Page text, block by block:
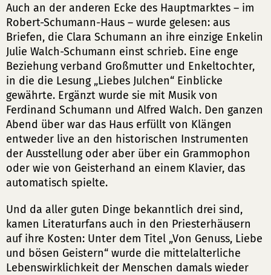
Auch an der anderen Ecke des Hauptmarktes – im
Robert-Schumann-Haus – wurde gelesen: aus
Briefen, die Clara Schumann an ihre einzige Enkelin
Julie Walch-Schumann einst schrieb. Eine enge
Beziehung verband Großmutter und Enkeltochter,
in die die Lesung „Liebes Julchen“ Einblicke
gewährte. Ergänzt wurde sie mit Musik von
Ferdinand Schumann und Alfred Walch. Den ganzen
Abend über war das Haus erfüllt von Klängen
entweder live an den historischen Instrumenten
der Ausstellung oder aber über ein Grammophon
oder wie von Geisterhand an einem Klavier, das
automatisch spielte.
Und da aller guten Dinge bekanntlich drei sind,
kamen Literaturfans auch in den Priesterhäusern
auf ihre Kosten: Unter dem Titel „Von Genuss, Liebe
und bösen Geistern“ wurde die mittelalterliche
Lebenswirklichkeit der Menschen damals wieder